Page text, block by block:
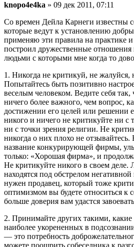
knopo4e4ka » 09 дек 2011, 07:11
Со времен Дейла Карнеги известны
которые ведут к установлению
применяю эти правила на практике и
построил дружественные отношения
людьми с которыми мне когда то
1. Никогда не критикуй, не жалуйся,
Попытайтесь быть позитивно
веселым человеком. Ведите себя
ничего более важного, чем вопрос,
достижении его целей или решении
никого и ничего не критикуйте ни с
ни с точки зрения религии. Не
никогда о них плохо не
название конкурирующей фирмы,
только: «Хорошая фирма», и
Не критикуйте никого в своем деле.
находятся под обстрелом
нужен продавец, который тоже
оптимизмом вы будете относиться к
больше доверия вам удастся
2. Принимайте других такими, какие
наиболее укорененных в
— это потребность